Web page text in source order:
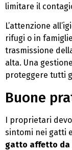
limitare il
L’attenzione
rifugi o in
trasmissione
alta. Una
proteggere tutti
Buone
I proprietari
sintomi nei gatti
gatto affetto da